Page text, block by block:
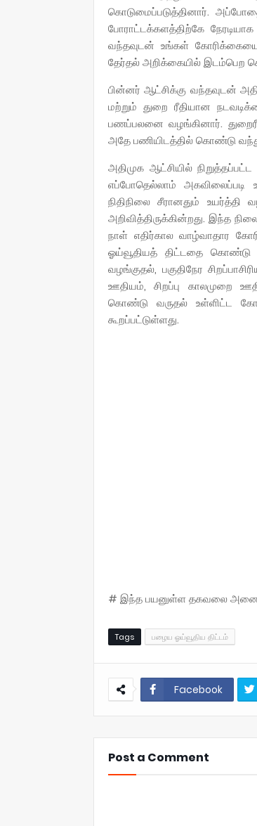
கொடுமைப்படுத்தினார்.
போராட்டக்களத்திற்கே
வந்தவுடன் உங்கள்
தேர்தல் அறிக்கையில் இடம்பெற
பின்னர் ஆட்சிக்கு வந்தவுடன்
மற்றும் துறை ரீதியான
பணப்பலனை வழங்கினார்.
அதே பணியிடத்தில் கொண்டு
அதிமுக ஆட்சியில்
எப்போதெல்லாம் அகவிலைப்படி
நிதிநிலை சீரானதும் உயர்த்தி
அறிவித்திருக்கின்றது. இந்த
நாள் எதிர்கால வாழ்வாதார
ஓய்வூதியத் திட்டதை கொண்டு
வழங்குதல், பகுதிநேர
ஊதியம், சிறப்பு காலமுறை
கொண்டு வருதல் உள்ளிட்ட
கூறப்பட்டுள்ளது.
# இந்த பயனுள்ள தகவலை
Tags பழைய ஓய்வூதிய திட்டம்
Facebook
Post a Comment